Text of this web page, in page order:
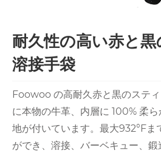
耐久性の高い赤と
溶接手袋
Foowoo の高耐久赤と黒のステ
に本物の牛革、内層に 100% 柔
地が付いています。最大932°Fま
ができ、溶接、バーベキュー、